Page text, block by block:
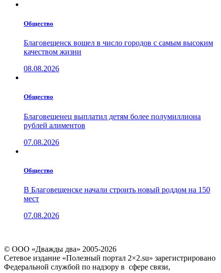
Общество
Благовещенск вошел в число городов с самым высоким
качеством жизни
08.08.2026
Общество
Благовещенец выплатил детям более полумиллиона
рублей алиментов
07.08.2026
Общество
В Благовещенске начали строить новый роддом на 150
мест
07.08.2026
© ООО «Дважды два» 2005-2026
Сетевое издание «Полезный портал 2×2.su» зарегистрировано
Федеральной службой по надзору в сфере связи,